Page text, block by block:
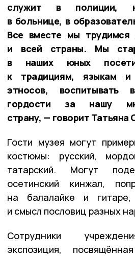
служит в полиции,
в больнице, в
Все вместе мы трудимся
и всей страны. Мы
в наших юных
к традициям, языкам и
этносов, воспитывать
гордости за нашу
страну, — говорит Татьяна
Гости музея могут
костюмы: русский,
татарский. Могут
осетинский кинжал,
на балалайке и гитаре,
и смысл пословиц разных
Сотрудники
экспозиция,